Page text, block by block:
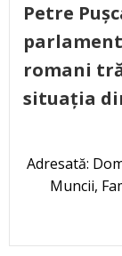
Petre
romani
situația
Adresată:
Muncii,